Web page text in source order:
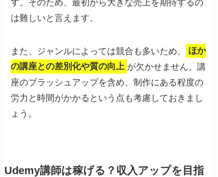
す。そのため、最初から大きな売上を期待するの
は難しいと言えます。
また、ジャンルによっては競合も多いため、
ほか
の講座との差別化や質の向上 が欠かせません。講
座のブラッシュアップを含め、制作にある程度の
労力と時間がかかるという点も考慮しておきまし
ょう。
Udemy講師は稼げる？収入アップを目指